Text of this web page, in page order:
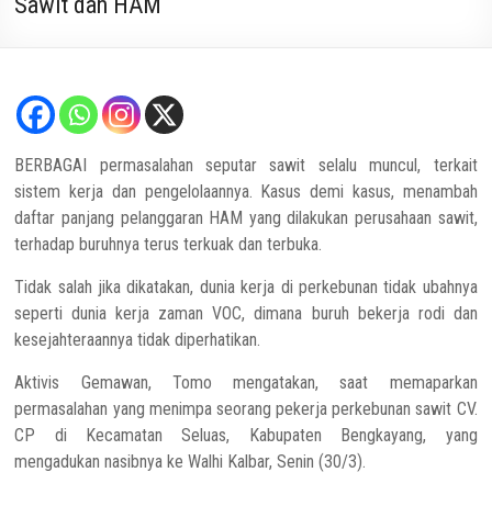
BERBAGAI permasalahan seputar sawit selalu muncul, terkait
sistem kerja dan pengelolaannya. Kasus demi kasus, menambah
daftar panjang pelanggaran HAM yang dilakukan perusahaan sawit,
terhadap buruhnya terus terkuak dan terbuka.
Tidak salah jika dikatakan, dunia kerja di perkebunan tidak ubahnya
seperti dunia kerja zaman VOC, dimana buruh bekerja rodi dan
kesejahteraannya tidak diperhatikan.
Aktivis Gemawan, Tomo mengatakan, saat memaparkan
permasalahan yang menimpa seorang pekerja perkebunan sawit CV.
CP di Kecamatan Seluas, Kabupaten Bengkayang, yang
mengadukan nasibnya ke Walhi Kalbar, Senin (30/3).